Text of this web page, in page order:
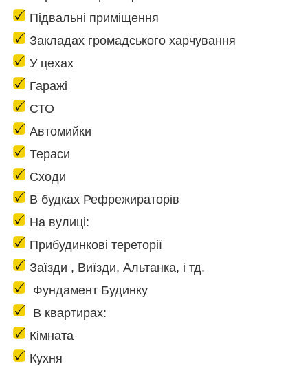
Підвальні приміщення
Закладах громадського харчування
У цехах
Гаражі
СТО
Автомийки
Тераси
Сходи
В будках Рефрежираторів
На вулиці:
Прибудинкові тереторії
Заїзди , Виїзди, Альтанка, і тд.
Фундамент Будинку
В квартирах:
Кімната
Кухня